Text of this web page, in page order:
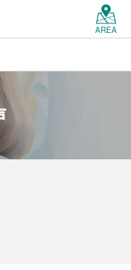
AREA